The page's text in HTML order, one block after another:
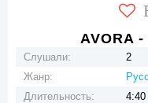
AVORA
Слушали:
2
Жанр:
Длительность:
4:40